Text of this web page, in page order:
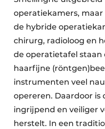
operatiekamers,
de hybride
chirurg, radioloog en
de operatietafel staan
haarfijne
instrumenten veel
opereren. Daardoor is
ingrijpend en veiliger
herstelt. In een